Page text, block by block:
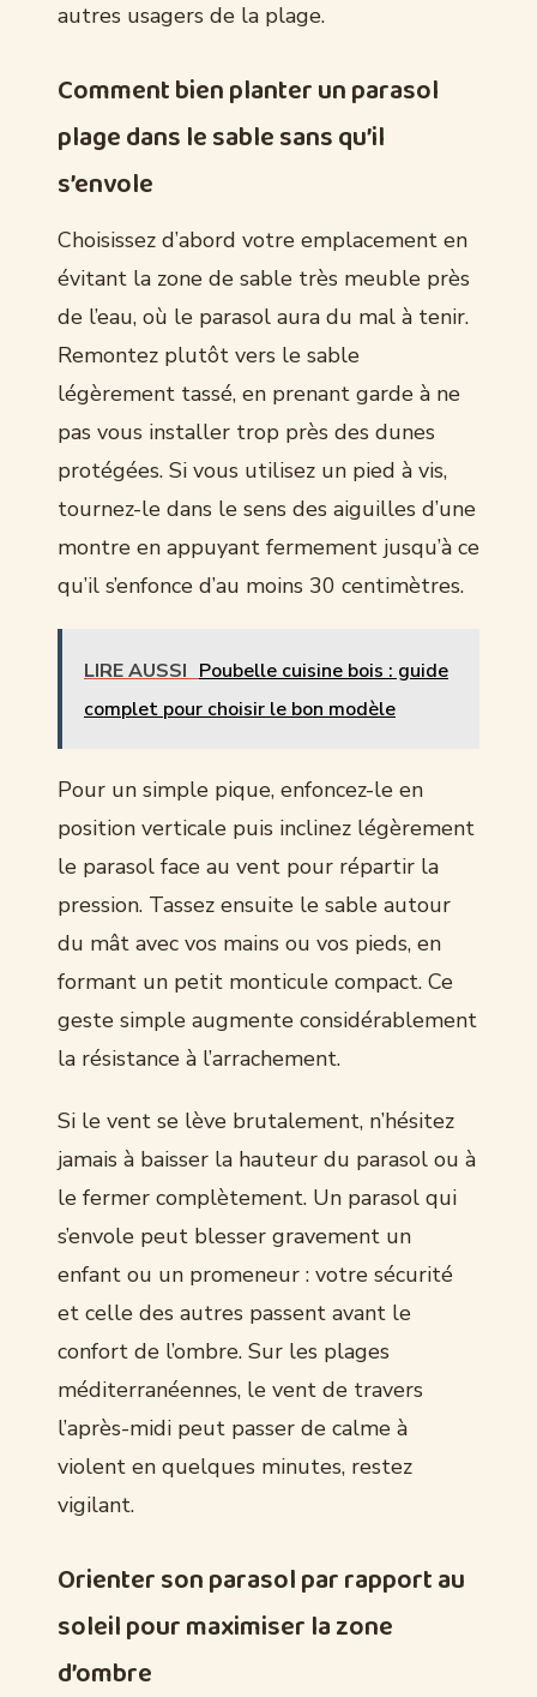
autres usagers de la plage.
Comment bien planter un parasol
plage dans le sable sans qu’il
s’envole
Choisissez d’abord votre emplacement en
évitant la zone de sable très meuble près
de l’eau, où le parasol aura du mal à tenir.
Remontez plutôt vers le sable
légèrement tassé, en prenant garde à ne
pas vous installer trop près des dunes
protégées. Si vous utilisez un pied à vis,
tournez-le dans le sens des aiguilles d’une
montre en appuyant fermement jusqu’à ce
qu’il s’enfonce d’au moins 30 centimètres.
LIRE AUSSI Poubelle cuisine bois : guide
complet pour choisir le bon modèle
Pour un simple pique, enfoncez-le en
position verticale puis inclinez légèrement
le parasol face au vent pour répartir la
pression. Tassez ensuite le sable autour
du mât avec vos mains ou vos pieds, en
formant un petit monticule compact. Ce
geste simple augmente considérablement
la résistance à l’arrachement.
Si le vent se lève brutalement, n’hésitez
jamais à baisser la hauteur du parasol ou à
le fermer complètement. Un parasol qui
s’envole peut blesser gravement un
enfant ou un promeneur : votre sécurité
et celle des autres passent avant le
confort de l’ombre. Sur les plages
méditerranéennes, le vent de travers
l’après-midi peut passer de calme à
violent en quelques minutes, restez
vigilant.
Orienter son parasol par rapport au
soleil pour maximiser la zone
d’ombre